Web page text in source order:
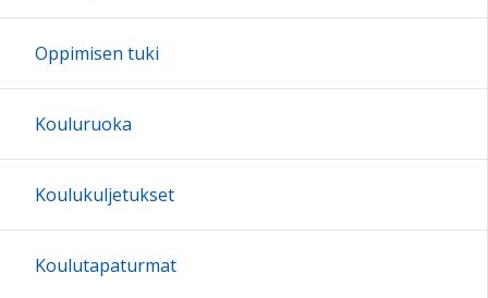
20:00
Oppimisen tuki
Kouluruoka
Koulukuljetukset
Koulutapaturmat